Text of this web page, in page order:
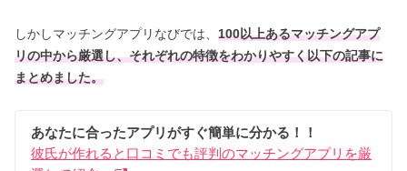
しかしマッチングアプリなびでは、100以上あるマッチングアプ
リの中から厳選し、それぞれの特徴をわかりやすく以下の記事に
まとめました。
あなたに合ったアプリがすぐ簡単に分かる！！
彼氏が作れると口コミでも評判のマッチングアプリを厳